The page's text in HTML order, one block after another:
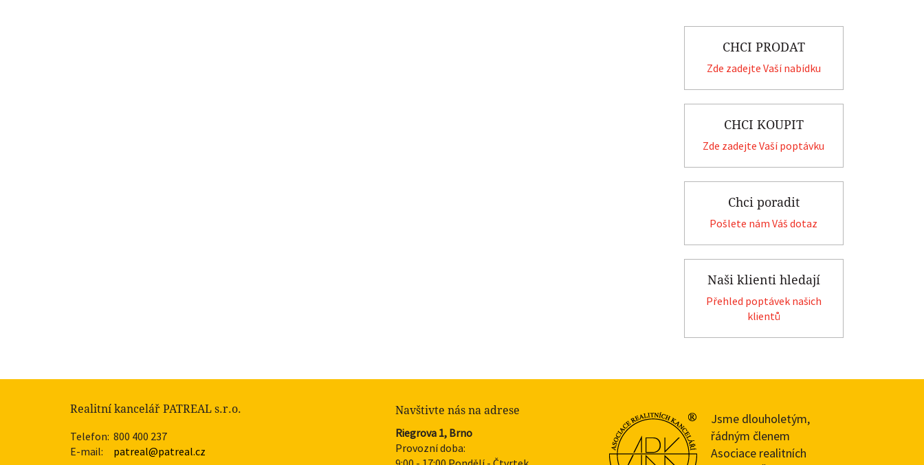
CHCI PRODAT
Zde zadejte Vaší nabídku
CHCI KOUPIT
Zde zadejte Vaší poptávku
Chci poradit
Pošlete nám Váš dotaz
Naši klienti hledají
Přehled poptávek našich
klientů
Realitní kancelář PATREAL s.r.o.
Telefon: 800 400 237
E-mail:
patreal@patreal.cz
Navštivte nás na adrese
Riegrova 1, Brno
Provozní doba:
Jsme dlouholetým,
řádným členem
Asociace realitních